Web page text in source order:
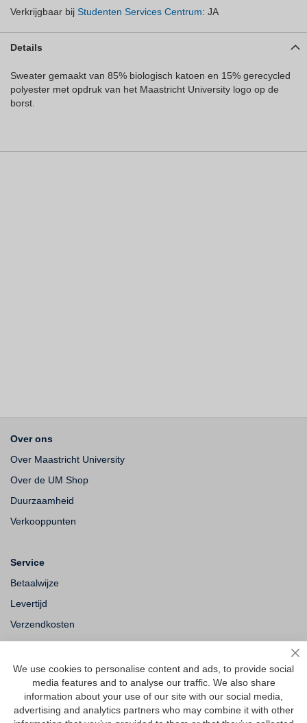
Verkrijgbaar bij Studenten Services Centrum: JA
Details
Sweater gemaakt van 85% biologisch katoen en 15% gerecycled
polyester met opdruk van het Maastricht University logo op de
borst.
Over ons
Over Maastricht University
Over de UM Shop
Duurzaamheid
Verkooppunten
Service
Betaalwijze
Levertijd
Verzendkosten
Ruilen & retourneren
Vragen
Veelgestelde vragen
We use cookies to personalise content and ads, to provide social
media features and to analyse our traffic. We also share
information about your use of our site with our social media,
advertising and analytics partners who may combine it with other